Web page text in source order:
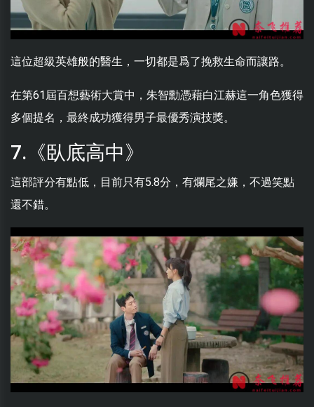
這位超級英雄般的醫生，一切都是爲了挽救生命而讓路。
在第61屆百想藝術大賞中，朱智勳憑藉白江赫這一角色獲得
多個提名，最終成功獲得男子最優秀演技獎。
7.《臥底高中》
這部評分有點低，目前只有5.8分，有爛尾之嫌，不過笑點
還不錯。